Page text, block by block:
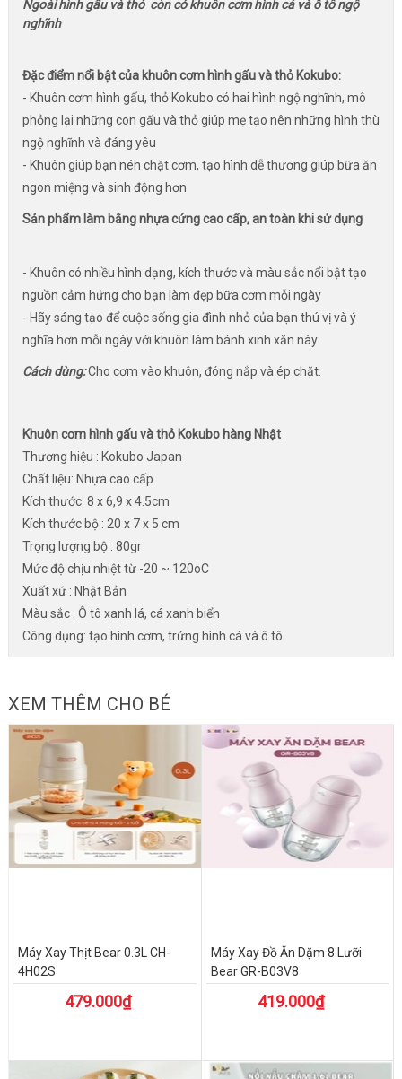
Ngoài hình gấu và thỏ còn có khuôn cơm hình cá và ô tô ngộ
nghĩnh
Đặc điểm nổi bật của khuôn cơm hình gấu và thỏ Kokubo:
- Khuôn cơm hình gấu, thỏ Kokubo có hai hình ngộ nghĩnh, mô
phỏng lại những con gấu và thỏ giúp mẹ tạo nên những hình thù
ngộ nghĩnh và đáng yêu
- Khuôn giúp bạn nén chặt cơm, tạo hình dễ thương giúp bữa ăn
ngon miệng và sinh động hơn
Sản phẩm làm bằng nhựa cứng cao cấp, an toàn khi sử dụng
- Khuôn có nhiều hình dạng, kích thước và màu sắc nổi bật tạo
nguồn cảm hứng cho bạn làm đẹp bữa cơm mỗi ngày
- Hãy sáng tạo để cuộc sống gia đình nhỏ của bạn thú vị và ý
nghĩa hơn mỗi ngày với khuôn làm bánh xinh xắn này
Cách dùng:Cho cơm vào khuôn, đóng nắp và ép chặt.
Khuôn cơm hình gấu và thỏ Kokubo hàng Nhật
Thương hiệu : Kokubo Japan
Chất liệu: Nhựa cao cấp
Kích thước: 8 x 6,9 x 4.5cm
Kích thước bộ : 20 x 7 x 5 cm
Trọng lượng bộ : 80gr
Mức độ chịu nhiệt từ -20 ~ 120oC
Xuất xứ : Nhật Bản
Màu sắc : Ô tô xanh lá, cá xanh biển
Công dụng: tạo hình cơm, trứng hình cá và ô tô
XEM THÊM CHO BÉ
Máy Xay Thịt Bear 0.3L CH-
4H02S
479.000₫
Máy Xay Đồ Ăn Dặm 8 Lưỡi
Bear GR-B03V8
419.000₫